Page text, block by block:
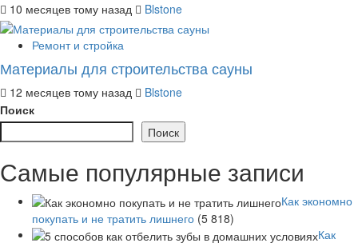
10 месяцев тому назад Blstone
Ремонт и стройка
Материалы для строительства сауны
12 месяцев тому назад
Blstone
Поиск
Поиск
Самые популярные записи
Как экономно
покупать и не тратить лишнего (5 818)
Как